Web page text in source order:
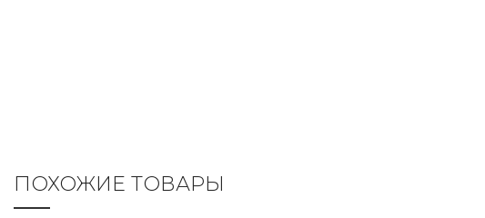
ПОХОЖИЕ ТОВАРЫ